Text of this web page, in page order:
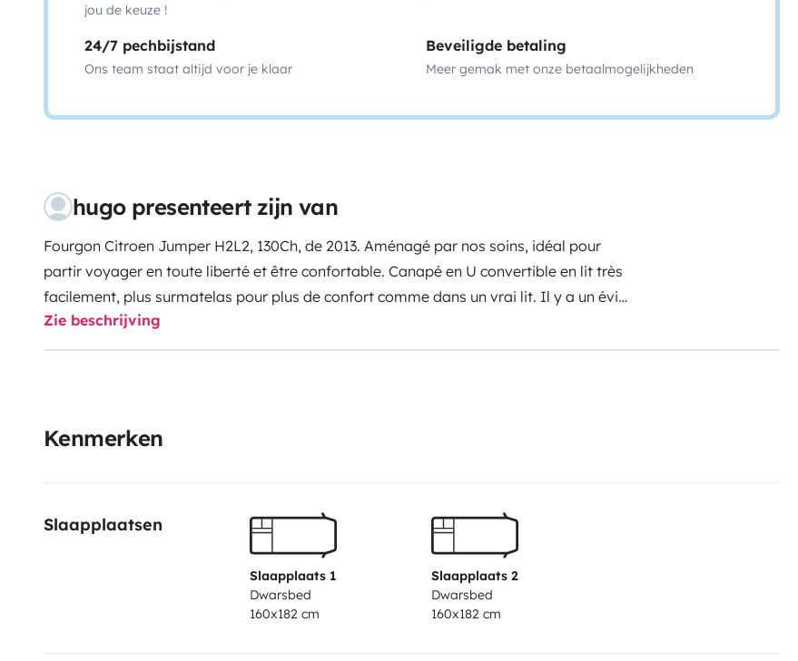
jou de keuze !
24/7 pechbijstand
Ons team staat altijd voor je klaar
Beveiligde betaling
Meer gemak met onze betaalmogelijkheden
hugo presenteert zijn van
Fourgon Citroen Jumper H2L2, 130Ch, de 2013. Aménagé par nos soins, idéal pour
partir voyager en toute liberté et être confortable. Canapé en U convertible en lit très
facilement, plus surmatelas pour plus de confort comme dans un vrai lit. Il y a un évier
et 3 bidons de 20L de réserve d'eau, 2 réchauds camping gaz, casseroles et poêles,
frigo Dometic CoolFreeze CK 40D Hybrid. Côté sanitaire nous avons une douche
mêmes aménagé le van, les finissions ne sont pas comme un fourgon sorti d'usine,
Zie beschrijving
Kenmerken
Slaapplaatsen
Slaapplaats 1
Dwarsbed
160x182 cm
Slaapplaats 2
Dwarsbed
160x182 cm